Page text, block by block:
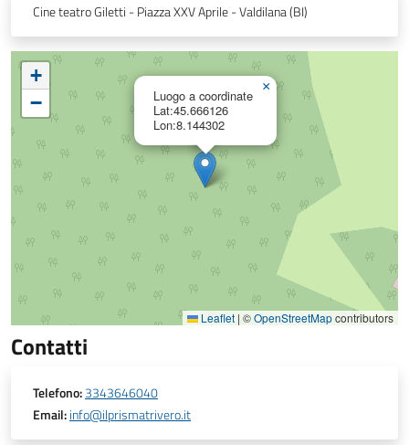
Cine teatro Giletti - Piazza XXV Aprile - Valdilana (BI)
Luogo a coordinate
Lat:45.666126
Lon:8.144302
×
+
−
Leaflet | ©OpenStreetMapcontributors
Contatti
Telefono:3343646040
Email:info@ilprismatrivero.it